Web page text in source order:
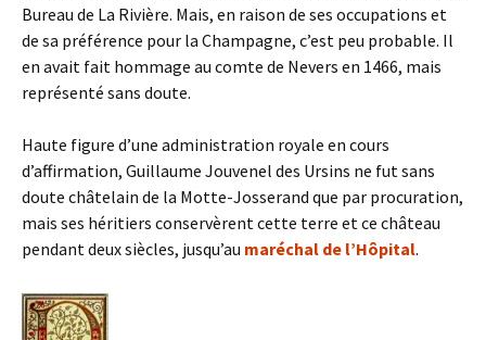
Bureau de La Rivière. Mais, en raison de ses occupations et
de sa préférence pour la Champagne, c’est peu probable. Il
en avait fait hommage au comte de Nevers en 1466, mais
représenté sans doute.
Haute figure d’une administration royale en cours
d’affirmation, Guillaume Jouvenel des Ursins ne fut sans
doute châtelain de la Motte-Josserand que par procuration,
mais ses héritiers conservèrent cette terre et ce château
pendant deux siècles, jusqu’au maréchal de l’Hôpital.